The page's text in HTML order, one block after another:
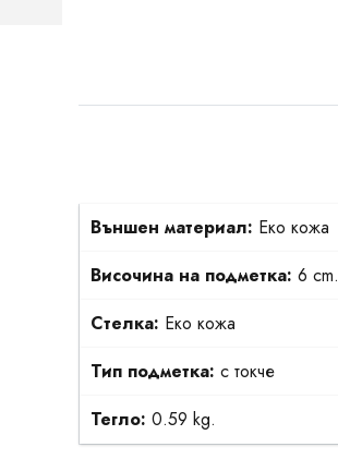
Външен материал: Еко кожа
Височина на подметка: 6 cm.
Стелка: Еко кожа
Тип подметка: с токче
Тегло: 0.59 kg.